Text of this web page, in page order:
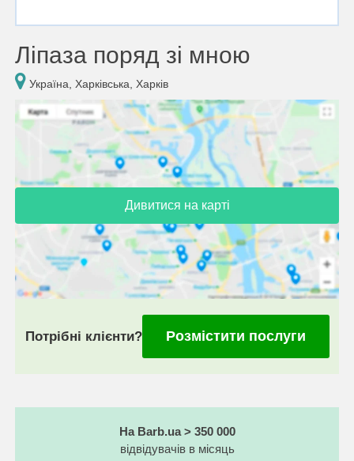
Ліпаза поряд зі мною
Україна, Харківська, Харків
Дивитися на карті
Потрібні клієнти? Розмістити послуги
На Barb.ua > 350 000
відвідувачів в місяць